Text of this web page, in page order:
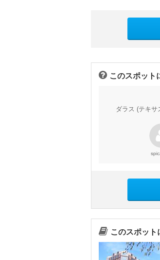
このスポット
ダラス (テキサ
このスポット